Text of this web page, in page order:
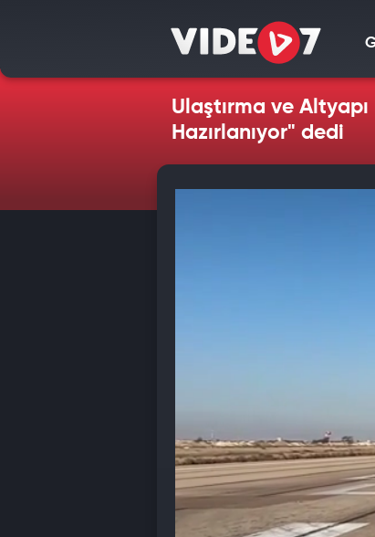
Ulaştırma ve
Hazırlanıyor" dedi